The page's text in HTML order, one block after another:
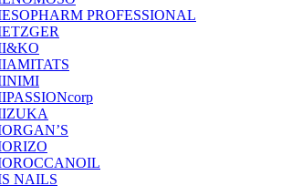
PROFESSIONAL
NAILS